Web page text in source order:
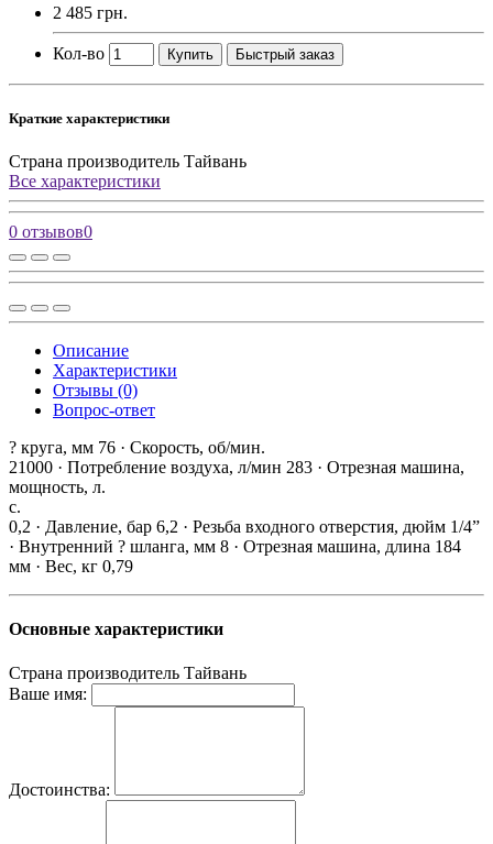
2 485 грн.
Кол-во Купить Быстрый заказ
Краткие характеристики
Страна производитель Тайвань
Все характеристики
0 отзывов0
Описание
Характеристики
Отзывы (0)
Вопрос-ответ
? круга, мм 76 · Скорость, об/мин.
21000 · Потребление воздуха, л/мин 283 · Отрезная машина,
мощность, л.
с.
0,2 · Давление, бар 6,2 · Резьба входного отверстия, дюйм 1/4”
· Внутренний ? шланга, мм 8 · Отрезная машина, длина 184
мм · Вес, кг 0,79
Основные характеристики
Страна производитель Тайвань
Ваше имя:
Достоинства: